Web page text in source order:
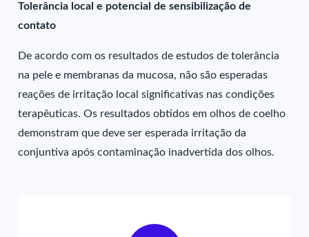
Tolerância local e potencial de sensibilização de
contato
De acordo com os resultados de estudos de tolerância
na pele e membranas da mucosa, não são esperadas
reações de irritação local significativas nas condições
terapêuticas. Os resultados obtidos em olhos de coelho
demonstram que deve ser esperada irritação da
conjuntiva após contaminação inadvertida dos olhos.